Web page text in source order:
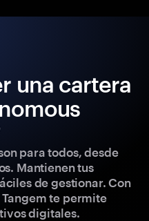
una cartera
para todos, desde
Mantienen tus
de gestionar. Con
te permite
digitales.